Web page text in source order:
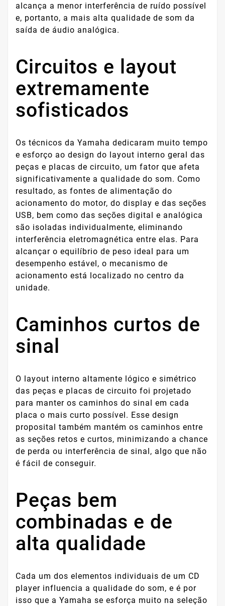
alcança a menor interferência de ruído possível
e, portanto, a mais alta qualidade de som da
saída de áudio analógica.
Circuitos e layout
extremamente
sofisticados
Os técnicos da Yamaha dedicaram muito tempo
e esforço ao design do layout interno geral das
peças e placas de circuito, um fator que afeta
significativamente a qualidade do som. Como
resultado, as fontes de alimentação do
acionamento do motor, do display e das seções
USB, bem como das seções digital e analógica
são isoladas individualmente, eliminando
interferência eletromagnética entre elas. Para
alcançar o equilíbrio de peso ideal para um
desempenho estável, o mecanismo de
acionamento está localizado no centro da
unidade.
Caminhos curtos de
sinal
O layout interno altamente lógico e simétrico
das peças e placas de circuito foi projetado
para manter os caminhos do sinal em cada
placa o mais curto possível. Esse design
proposital também mantém os caminhos entre
as seções retos e curtos, minimizando a chance
de perda ou interferência de sinal, algo que não
é fácil de conseguir.
Peças bem
combinadas e de
alta qualidade
Cada um dos elementos individuais de um CD
player influencia a qualidade do som, e é por
isso que a Yamaha se esforça muito na seleção